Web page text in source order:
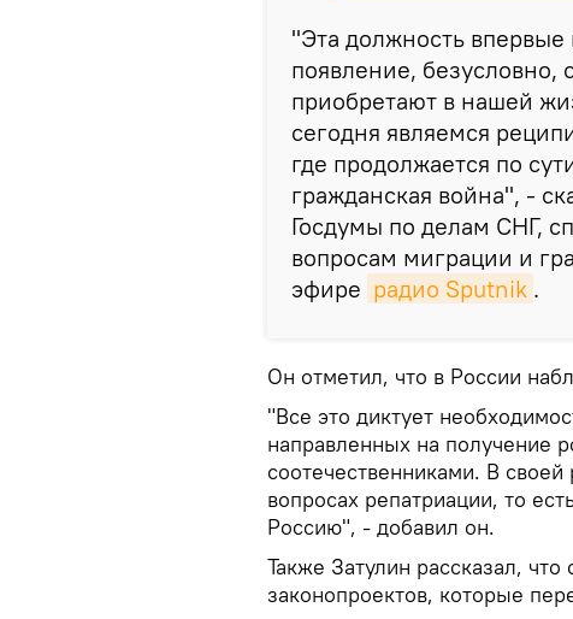
"Эта должность впервые
появление, безусловно,
приобретают в нашей
сегодня являемся
где продолжается по
гражданская война", -
Госдумы по делам СНГ,
вопросам миграции и
эфире радио Sputnik .
Он отметил, что в России
"Все это диктует
направленных на получение
соотечественниками. В
вопросах репатриации, то
Россию", - добавил он.
Также Затулин рассказал,
законопроектов, которые